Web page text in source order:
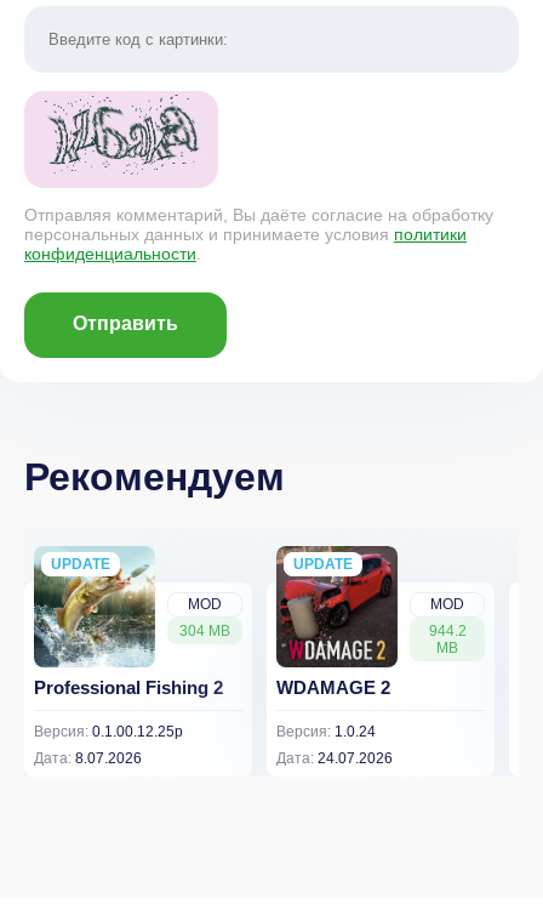
Отправляя комментарий, Вы даёте согласие на обработку
персональных данных и принимаете условия политики
конфиденциальности
Отправить
Рекомендуем
MOD
304 MB
UPDATE
NEW
Professional Fishing 2
Версия: 0.1.00.12.25p
Дата: 8.07.2026
MOD
944.2
MB
UPDATE
NEW
WDAMAGE 2
Версия: 1.0.24
Дата: 24.07.2026